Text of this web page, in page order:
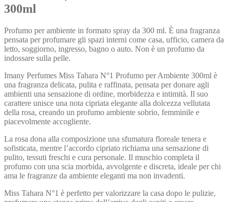
300ml
Profumo per ambiente in formato spray da 300 ml. È una fragranza
pensata per profumare gli spazi interni come casa, ufficio, camera da
letto, soggiorno, ingresso, bagno o auto. Non è un profumo da
indossare sulla pelle.
Imany Perfumes Miss Tahara N°1 Profumo per Ambiente 300ml è
una fragranza delicata, pulita e raffinata, pensata per donare agli
ambienti una sensazione di ordine, morbidezza e intimità. Il suo
carattere unisce una nota cipriata elegante alla dolcezza vellutata
della rosa, creando un profumo ambiente sobrio, femminile e
piacevolmente accogliente.
La rosa dona alla composizione una sfumatura floreale tenera e
sofisticata, mentre l’accordo cipriato richiama una sensazione di
pulito, tessuti freschi e cura personale. Il muschio completa il
profumo con una scia morbida, avvolgente e discreta, ideale per chi
ama le fragranze da ambiente eleganti ma non invadenti.
Miss Tahara N°1 è perfetto per valorizzare la casa dopo le pulizie,